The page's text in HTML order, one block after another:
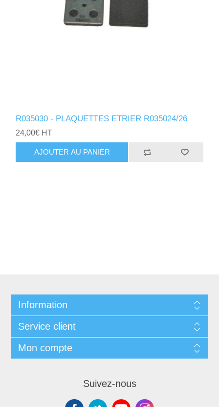
R035030 - PLAQUETTES ETRIER R035024/26
24,00€ HT
AJOUTER AU PANIER
Information
Service client
Mon compte
Suivez-nous